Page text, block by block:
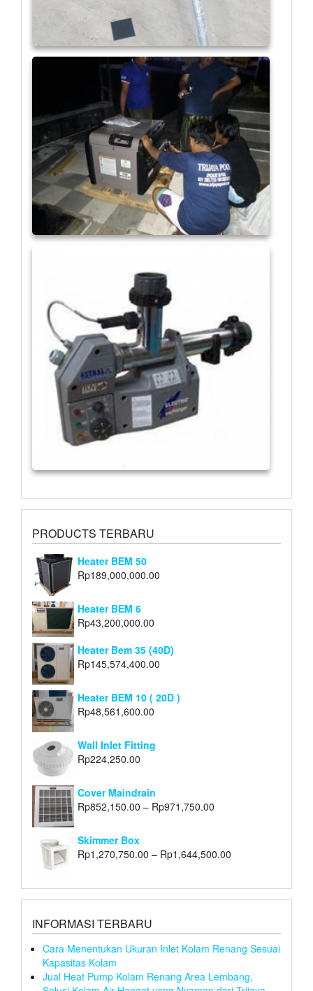
PRODUCTS TERBARU
Heater BEM 50
Rp189,000,000.00
Heater BEM 6
Rp43,200,000.00
Heater Bem 35 (40D)
Rp145,574,400.00
Heater BEM 10 ( 20D )
Rp48,561,600.00
Wall Inlet Fitting
Rp224,250.00
Cover Maindrain
Rp852,150.00 – Rp971,750.00
Skimmer Box
Rp1,270,750.00 – Rp1,644,500.00
INFORMASI TERBARU
Cara Menentukan Ukuran Inlet Kolam Renang Sesuai
Kapasitas Kolam
Jual Heat Pump Kolam Renang Area Lembang,